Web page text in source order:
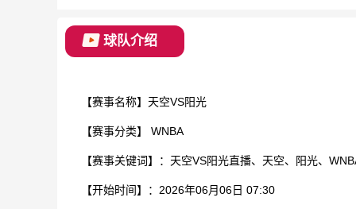
球队介绍
【赛事名称】天空VS阳光
【赛事分类】 WNBA
【赛事关键词】：天空VS阳光直播、天空、阳光、
【开始时间】：2026年06月06日 07:30